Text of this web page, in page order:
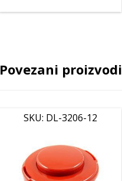
Povezani proizvodi
SKU: DL-3206-12